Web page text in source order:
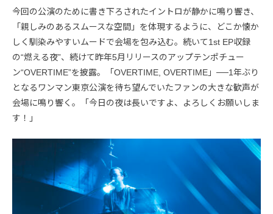
今回の公演のために書き下ろされたイントロが静かに鳴り響き、
「親しみのあるスムースな空間」を体現するように、どこか懐か
しく馴染みやすいムードで会場を包み込む。続いて1st EP収録
の“燃える夜”、続けて昨年5月リリースのアップテンポチュー
ン“OVERTIME”を披露。「OVERTIME, OVERTIME」──1年ぶり
となるワンマン東京公演を待ち望んでいたファンの大きな歓声が
会場に鳴り響く。「今日の夜は長いですよ、よろしくお願いしま
す！」